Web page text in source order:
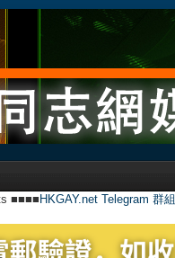
■■■■ HKGAY.net Telegram 群組